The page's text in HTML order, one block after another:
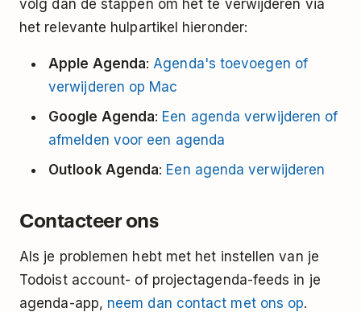
volg dan de stappen om het te verwijderen via
het relevante hulpartikel hieronder:
Apple Agenda: Agenda's toevoegen of
verwijderen op Mac
Google Agenda: Een agenda verwijderen of
afmelden voor een agenda
Outlook Agenda: Een agenda verwijderen
Contacteer ons
Als je problemen hebt met het instellen van je
Todoist account- of projectagenda-feeds in je
agenda-app, neem dan contact met ons op.